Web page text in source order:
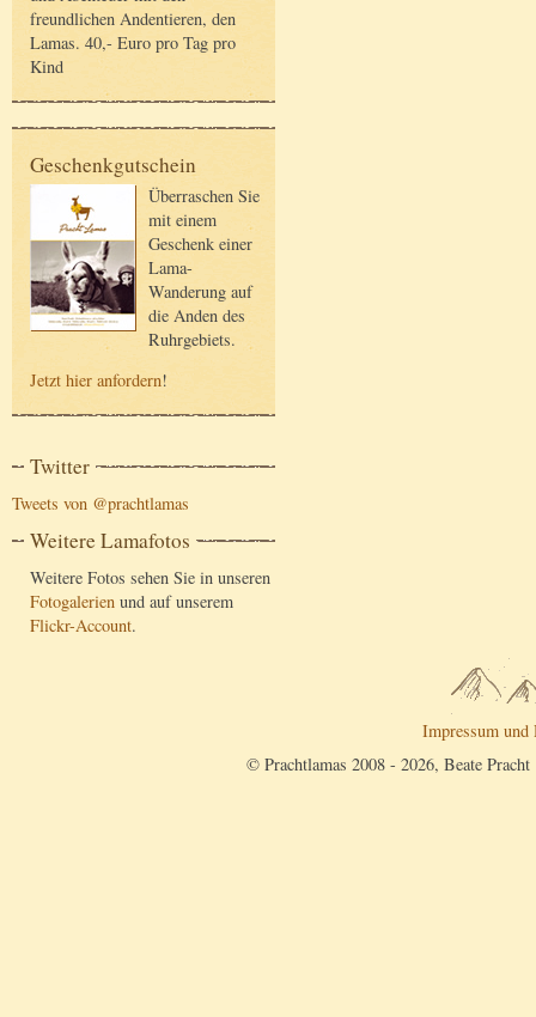
freundlichen Andentieren, den
Lamas. 40,- Euro pro Tag pro
Kind
Geschenkgutschein
Überraschen Sie
mit einem
Geschenk einer
Lama-
Wanderung auf
die Anden des
Ruhrgebiets.
Jetzt hier anfordern!
Twitter
Tweets von @prachtlamas
Weitere Lamafotos
Weitere Fotos sehen Sie in unseren
Fotogalerien und auf unserem
Flickr-Account.
Impressum und
© Prachtlamas 2008 - 2026, Beate Pracht